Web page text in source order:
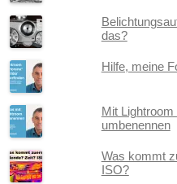
das?
Hilfe, meine
Mit
umbenennen
Was kommt
ISO?